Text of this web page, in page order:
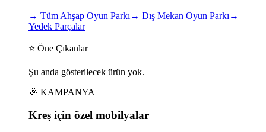
→ Tüm Ahşap Oyun Parkı → Dış Mekan Oyun Parkı →
Yedek Parçalar
⭐ Öne Çıkanlar
Şu anda gösterilecek ürün yok.
🎉 KAMPANYA
Kreş için özel mobilyalar